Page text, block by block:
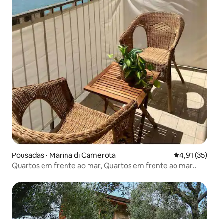
Pousadas ⋅ Marina di Camerota 4,91 de uma
4,91 (35)
Quartos em frente ao mar, Quartos em frente ao mar